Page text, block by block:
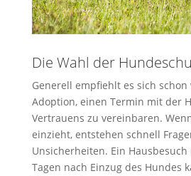
Die Wahl der
Generell empfiehlt es sich schon
Adoption, einen Termin mit der
Vertrauens zu vereinbaren.
einzieht, entstehen schnell
Unsicherheiten. Ein
Tagen nach Einzug des Hundes